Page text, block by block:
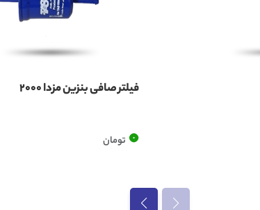
فیلتر صافی بنزین مزدا 2000
0 تومان